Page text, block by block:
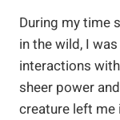
During my time
in the wild, I
interactions
sheer power
creature left me